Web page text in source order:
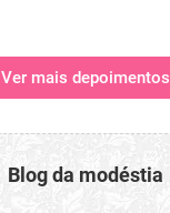
Ver mais depoimentos
Blog da modéstia